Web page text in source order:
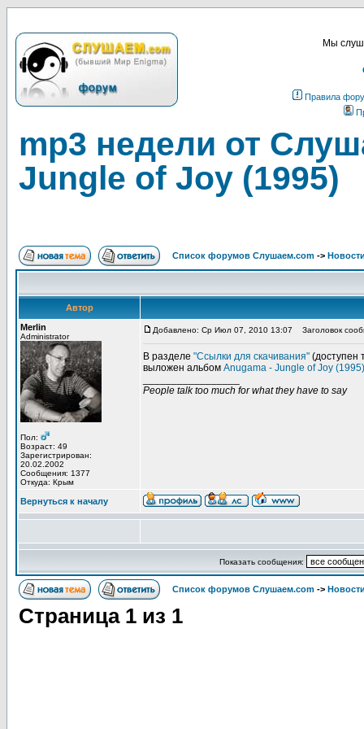
Мы
Правила
mp3 недели от
Jungle of Joy (1995)
Список форумов Слушаем.com ->
Автор
Merlin
Administrator
Пол:
Возраст: 49
Зарегистрирован:
20.02.2002
Сообщения: 1377
Откуда: Крым
Добавлено: Ср Июл 07, 2010 13:07 Заголовок
В разделе "Ссылки для скачивания" (доступен
выложен альбом Anugama - Jungle of Joy (1995)
People talk too much for what they have to say
Вернуться к началу
Показать сообщения:
Список форумов Слушаем.com ->
Страница 1 из 1